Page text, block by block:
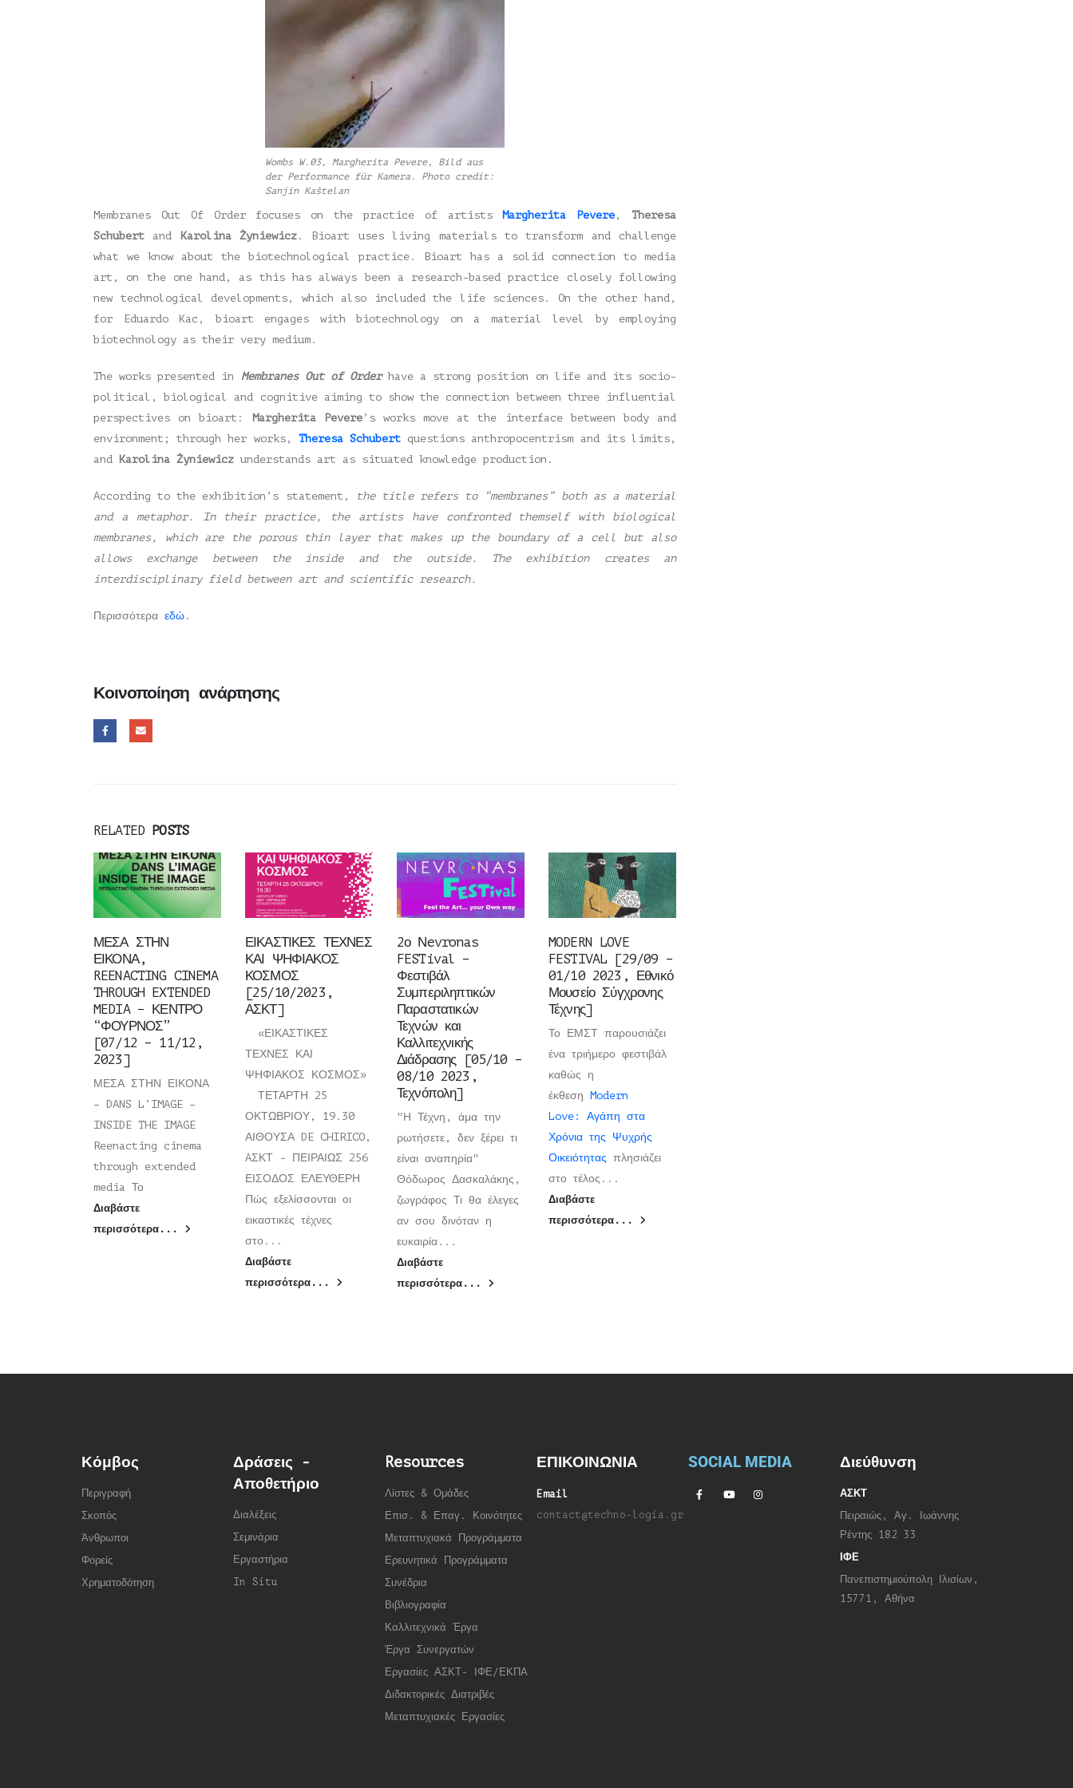
Wombs W.03, Margherita Pevere, Bild aus
der Performance für Kamera. Photo credit:
Sanjin Kaštelan
Membranes Out Of Order focuses on the practice of artists Margherita Pevere , Theresa
Schubert and Karolina Żyniewicz . Bioart uses living materials to transform and challenge
what we know about the biotechnological practice. Bioart has a solid connection to media
art, on the one hand, as this has always been a research-based practice closely following
new technological developments, which also included the life sciences. On the other hand,
for Eduardo Kac, bioart engages with biotechnology on a material level by employing
biotechnology as their very medium.
The works presented in Membranes Out of Orderhave a strong position on life and its socio-
political, biological and cognitive aiming to show the connection between three influential
perspectives on bioart:
Margherita Pevere’s works move at the interface between body and
environment; through her works, Theresa Schubert questions anthropocentrism and its limits,
and
Karolina Żyniewicz understands art as situated knowledge production.
According to the exhibition’s statement,
the title refers to “membranes” both as a material
and a metaphor. In their practice, the artists have confronted themself with biological
membranes, which are the porous thin layer that makes up the boundary of a cell but also
allows exchange between the inside and the outside.
The exhibition creates an
interdisciplinary field between art and scientific research.
Περισσότερα εδώ .
Κοινοποίηση ανάρτησης
RELATED POSTS
ΜΕΣΑ ΣΤΗΝ
ΕΙΚΟΝΑ,
REENACTING CINEMA
THROUGH EXTENDED
MEDIA – ΚΕΝΤΡΟ
“ΦΟΥΡΝΟΣ”
[07/12 – 11/12,
2023]
ΜΕΣΑ ΣΤΗΝ ΕΙΚΟΝΑ
– DANS L’IMAGE –
INSIDE THE IMAGE
Reenacting cinema
through extended
media Το
Διαβάστε
περισσότερα...
ΕΙΚΑΣΤΙΚΕΣ ΤΕΧΝΕΣ
ΚΑΙ ΨΗΦΙΑΚΟΣ
ΚΟΣΜΟΣ
[25/10/2023,
ΑΣΚΤ]
«ΕΙΚΑΣΤΙΚΕΣ
ΤΕΧΝΕΣ ΚΑΙ
ΨΗΦΙΑΚΟΣ ΚΟΣΜΟΣ»
ΤΕΤΑΡΤΗ 25
ΟΚΤΩΒΡΙΟΥ, 19.30
ΑΙΘΟΥΣΑ DE CHIRICO,
AΣΚΤ - ΠΕΙΡΑΙΩΣ 256
ΕΙΣΟΔΟΣ ΕΛΕΥΘΕΡΗ
Πώς εξελίσσονται οι
εικαστικές τέχνες
στο...
Διαβάστε
περισσότερα...
2ο Νevronas
FESTival –
Φεστιβάλ
Συμπεριληπτικών
Παραστατικών
Τεχνών και
Καλλιτεχνικής
Διάδρασης [05/10 –
08/10 2023,
Τεχνόπολη]
"Η Τέχνη, άμα την
ρωτήσετε, δεν ξέρει τι
είναι αναπηρία"
Θόδωρος Δασκαλάκης,
ζωγράφος Τι θα έλεγες
αν σου δινόταν η
ευκαιρία...
Διαβάστε
περισσότερα...
MODERN LOVE
FESTIVAL [29/09 –
01/10 2023, Εθνικό
Μουσείο Σύγχρονης
Τέχνης]
Το ΕΜΣΤ παρουσιάζει
ένα τριήμερο φεστιβάλ
καθώς η
έκθεση Modern
Love: Αγάπη στα
Χρόνια της Ψυχρής
Οικειότητας πλησιάζει
στο τέλος...
Διαβάστε
περισσότερα...
Κόμβος
Περιγραφή
Σκοπός
Άνθρωποι
Φορείς
Χρηματοδότηση
Δράσεις -
Αποθετήριο
Διαλέξεις
Σεμινάρια
Εργαστήρια
In Situ
Resources
Λίστες & Ομάδες
Επισ. & Επαγ. Κοινότητες
Μεταπτυχιακά Προγράμματα
Ερευνητικά Προγράμματα
Συνέδρια
Βιβλιογραφία
Καλλιτεχνικά Έργα
Έργα Συνεργατών
Εργασίες ΑΣΚΤ- ΙΦΕ/ΕΚΠΑ
Διδακτορικές Διατριβές
Μεταπτυχιακές Εργασίες
ΕΠΙΚΟΙΝΩΝΙΑ
Email
contact@techno-logia.gr
SOCIAL MEDIA Διεύθυνση
ΑΣΚΤ
Πειραιώς, Αγ. Ιωάννης
Ρέντης 182 33
ΙΦΕ
Πανεπιστημιούπολη Ιλισίων,
15771, Αθήνα